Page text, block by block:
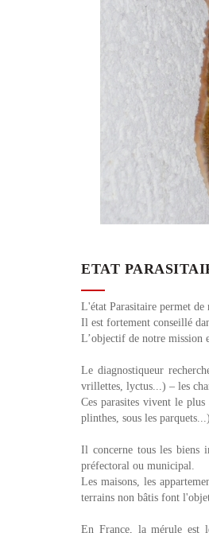
ETAT
L'état Parasitaire permet de
Il est fortement conseillé
L’objectif de notre mission
Le diagnostiqueur
vrillettes, lyctus...) – les
Ces parasites vivent le
plinthes, sous les
Il concerne tous les biens
préfectoral ou municipal.
Les maisons, les
terrains non bâtis font
En France, la mérule est